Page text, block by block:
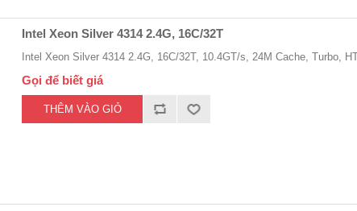
Intel Xeon Silver 4314 2.4G, 16C/32T
Intel Xeon Silver 4314 2.4G, 16C/32T, 10.4GT/s, 24M Cache, Turbo,
Gọi để biết giá